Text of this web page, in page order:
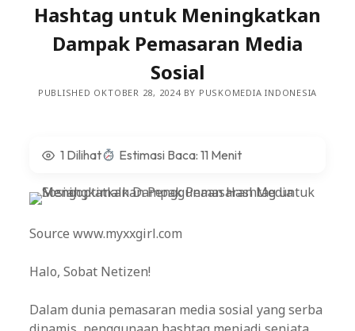
Hashtag untuk Meningkatkan
Dampak Pemasaran Media
Sosial
PUBLISHED OKTOBER 28, 2024 BY PUSKOMEDIA INDONESIA
1 Dilihat Estimasi Baca: 11 Menit
Source www.myxxgirl.com
Halo, Sobat Netizen!
Dalam dunia pemasaran media sosial yang serba